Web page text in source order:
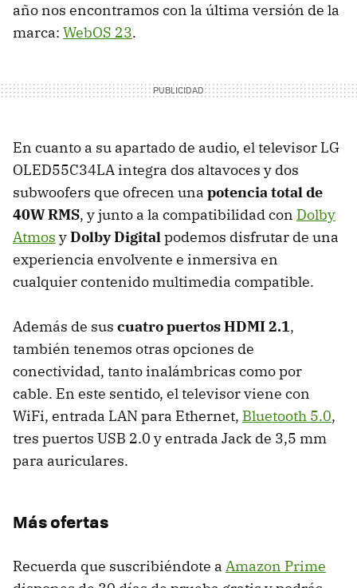
año nos encontramos con la última versión de la
marca: WebOS 23.
En cuanto a su apartado de audio, el televisor LG
OLED55C34LA integra dos altavoces y dos
subwoofers que ofrecen una potencia total de
40W RMS, y junto a la compatibilidad con Dolby
Atmos yDolby Digitalpodemos disfrutar de una
experiencia envolvente e inmersiva en
cualquier contenido multimedia compatible.
Además de sus cuatro puertos HDMI 2.1,
también tenemos otras opciones de
conectividad, tanto inalámbricas como por
cable. En este sentido, el televisor viene con
WiFi, entrada LAN para Ethernet, Bluetooth 5.0,
tres puertos USB 2.0 y entrada Jack de 3,5 mm
para auriculares.
Más ofertas
Recuerda que suscribiéndote a Amazon Prime